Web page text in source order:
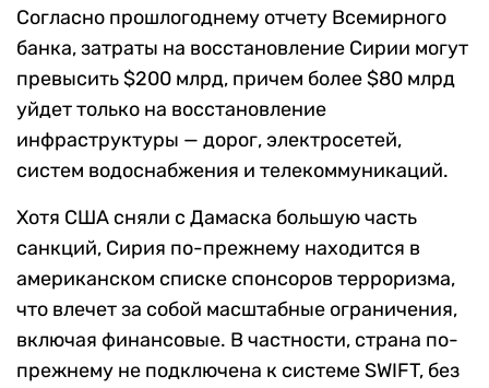
Согласно прошлогоднему отчету Всемирного
банка, затраты на восстановление Сирии могут
превысить $200 млрд, причем более $80 млрд
уйдет только на восстановление
инфраструктуры — дорог, электросетей,
систем водоснабжения и телекоммуникаций.
Хотя США сняли с Дамаска большую часть
санкций, Сирия по-прежнему находится в
американском списке спонсоров терроризма,
что влечет за собой масштабные ограничения,
включая финансовые. В частности, страна по-
прежнему не подключена к системе SWIFT, без